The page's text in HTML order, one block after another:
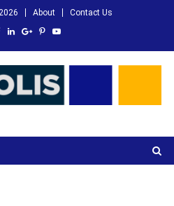
About Contact Us